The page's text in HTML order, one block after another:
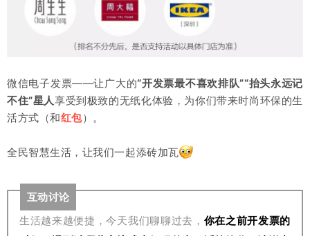
微信电子发票——让广大的“开发票最不喜欢排队”“抬头永远记
不住”星人享受到 极致的无纸化体验，为你们带来时尚环保的生
活方式（和红包）。
全民智慧生活，让我们一起添砖加瓦
互动讨论
生活越来越便捷，今天我们聊聊过去， 你在之前开发票的